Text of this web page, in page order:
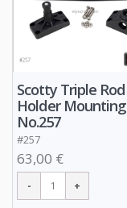
Scotty Triple Rod
Holder Mounting
No.257
#257
63,00 €